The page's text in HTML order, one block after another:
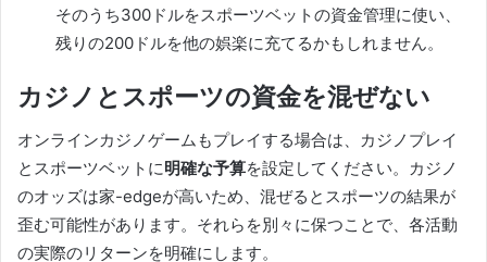
そのうち300ドルをスポーツベットの資金管理に使い、
残りの200ドルを他の娯楽に充てるかもしれません。
カジノとスポーツの資金を混ぜない
オンラインカジノゲームもプレイする場合は、カジノプレイ
とスポーツベットに明確な予算を設定してください。カジノ
のオッズは家-edgeが高いため、混ぜるとスポーツの結果が
歪む可能性があります。それらを別々に保つことで、各活動
の実際のリターンを明確にします。